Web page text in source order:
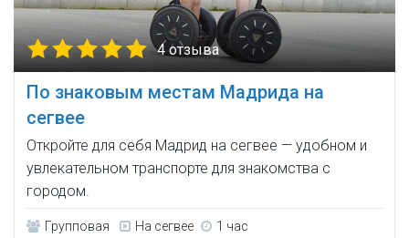
4 отзыва
По знаковым местам Мадрида на
сегвее
Откройте для себя Мадрид на сегвее — удобном и
увлекательном транспорте для знакомства с
городом.
Групповая На сегвее 1 час